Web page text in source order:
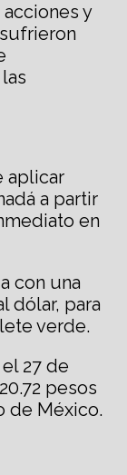
y
aplicar
a partir
en
con una
dólar, para
verde.
27 de
pesos
de México.